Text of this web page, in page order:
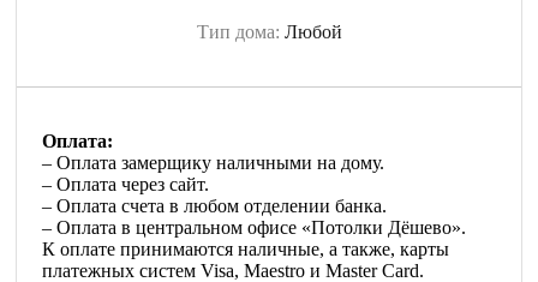
Тип дома: Любой
Оплата:
– Оплата замерщику наличными на дому.
– Оплата через сайт.
– Оплата счета в любом отделении банка.
– Оплата в центральном офисе «Потолки Дёшево».
К оплате принимаются наличные, а также, карты
платежных систем Visa, Maestro и Master Card.